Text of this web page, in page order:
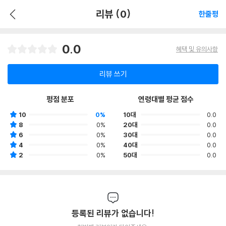
리뷰 (0) 한줄평
0.0 혜택 및 유의사항
리뷰 쓰기
평점 분포
10
0%
8
0%
6
0%
4
0%
2
0%
연령대별 평균 점수
10대
0.0
20대
0.0
30대
0.0
40대
0.0
50대
0.0
등록된 리뷰가 없습니다!